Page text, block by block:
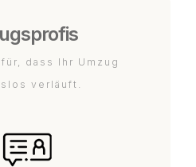
dass Ihr Umzug
verläuft.